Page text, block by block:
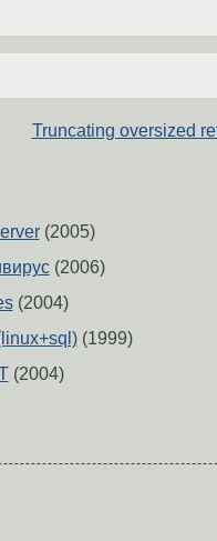
Truncating oversized
(2005)
(2006)
(2004)
(1999)
(2004)